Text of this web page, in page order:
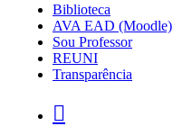
Biblioteca
AVA EAD (Moodle)
Sou Professor
REUNI
Transparência
